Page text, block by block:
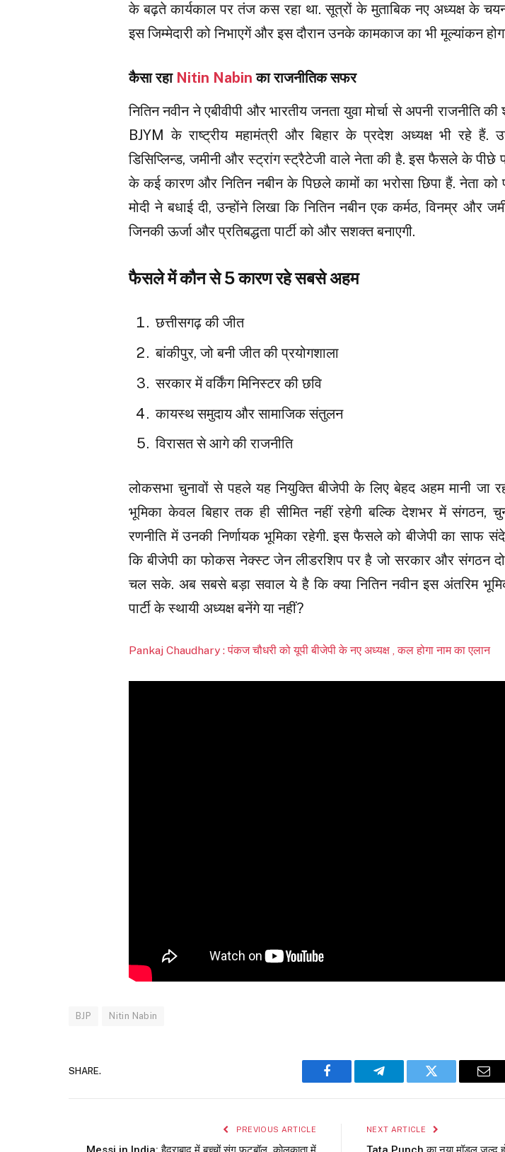
के बढ़ते कार्यकाल पर तंज कस रहा था. सूत्रों के मुताबिक नए अध्यक्ष के
इस जिम्मेदारी को निभाएगें और इस दौरान उनके कामकाज का भी मूल्यांकन
कैसा रहा Nitin Nabinका राजनीतिक सफर
नितिन नवीन ने एबीवीपी और भारतीय जनता युवा मोर्चा से अपनी राजनीति
BJYM के राष्ट्रीय महामंत्री और बिहार के प्रदेश अध्यक्ष भी रहे हैं.
डिसिप्लिन्ड, जमीनी और स्ट्रांग स्ट्रैटेजी वाले नेता की है. इस फैसले के पीछे
के कई कारण और नितिन नबीन के पिछले कामों का भरोसा छिपा हैं. नेता को
मोदी ने बधाई दी, उन्होंने लिखा कि नितिन नबीन एक कर्मठ, विनम्र और
जिनकी ऊर्जा और प्रतिबद्धता पार्टी को और सशक्त बनाएगी.
फैसले में कौन से 5 कारण रहे सबसे अहम
छत्तीसगढ़ की जीत
बांकीपुर, जो बनी जीत की प्रयोगशाला
सरकार में वर्किंग मिनिस्टर की छवि
कायस्थ समुदाय और सामाजिक संतुलन
विरासत से आगे की राजनीति
लोकसभा चुनावों से पहले यह नियुक्ति बीजेपी के लिए बेहद अहम मानी जा
भूमिका केवल बिहार तक ही सीमित नहीं रहेगी बल्कि देशभर में संगठन,
रणनीति में उनकी निर्णायक भूमिका रहेगी. इस फैसले को बीजेपी का साफ
कि बीजेपी का फोकस नेक्स्ट जेन लीडरशिप पर है जो सरकार और संगठन
चल सके. अब सबसे बड़ा सवाल ये है कि क्या नितिन नवीन इस अंतरिम
पार्टी के स्थायी अध्यक्ष बनेंगे या नहीं?
Pankaj Chaudhary : पंकज चौधरी को यूपी बीजेपी के नए अध्यक्ष , कल होगा नाम का एलान
BJP Nitin Nabin
SHARE.
Facebook Telegram Twitter
PREVIOUS ARTICLE NEXT ARTICLE